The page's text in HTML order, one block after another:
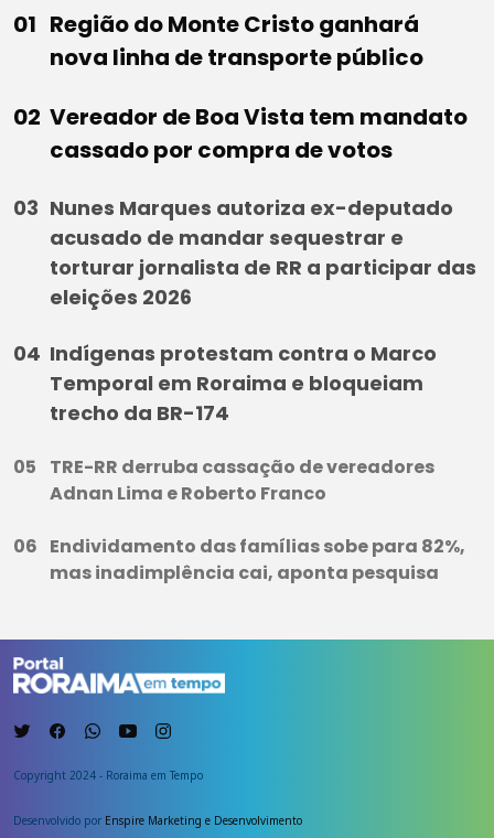
Região do Monte Cristo ganhará
nova linha de transporte público
Vereador de Boa Vista tem mandato
cassado por compra de votos
Nunes Marques autoriza ex-deputado
acusado de mandar sequestrar e
torturar jornalista de RR a participar das
eleições 2026
Indígenas protestam contra o Marco
Temporal em Roraima e bloqueiam
trecho da BR-174
TRE-RR derruba cassação de vereadores
Adnan Lima e Roberto Franco
Endividamento das famílias sobe para 82%,
mas inadimplência cai, aponta pesquisa
Copyright 2024 - Roraima em Tempo
Desenvolvido por Enspire Marketing e Desenvolvimento